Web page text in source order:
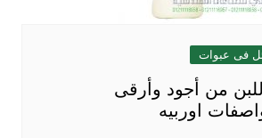
فى عبوات
من أجود وأرقى
اوربيه